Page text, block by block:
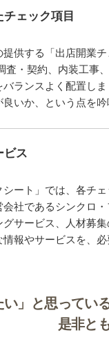
ェック項目
供する「出店開業
査・契約、内装工事
バランスよく配置し
いか、という点を
ビス
シート」では、各チ
会社であるシンクロ
サービス、人材募
情報やサービスを、
」と思ってい
是非と